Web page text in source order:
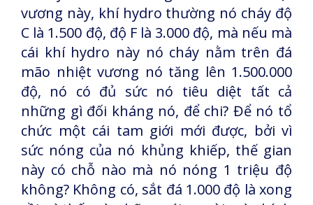
vương này, khí hydro thường nó cháy độ
C là 1.500 độ, độ F là 3.000 độ, mà nếu mà
cái khí hydro này nó cháy nằm trên đá
mão nhiệt vương nó tăng lên 1.500.000
độ, nó có đủ sức nó tiêu diệt tất cả
những gì đối kháng nó, để chi? Để nó tổ
chức một cái tam giới mới được, bởi vì
sức nóng của nó khủng khiếp, thế gian
này có chỗ nào mà nó nóng 1 triệu độ
không? Không có, sắt đá 1.000 độ là xong